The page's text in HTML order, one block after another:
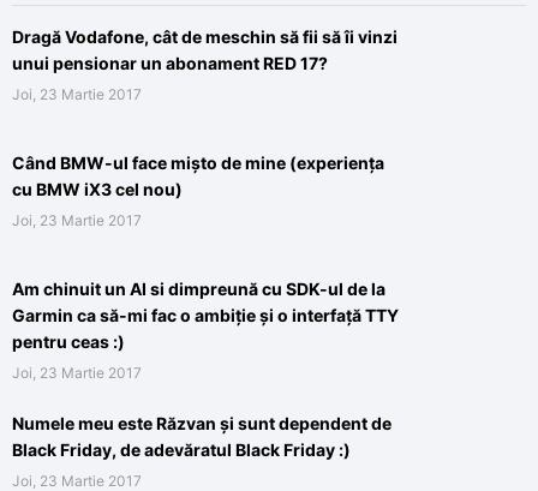
Dragă Vodafone, cât de meschin să fii să îi vinzi
unui pensionar un abonament RED 17?
Joi, 23 Martie 2017
Când BMW-ul face mișto de mine (experiența
cu BMW iX3 cel nou)
Joi, 23 Martie 2017
Am chinuit un AI si dimpreună cu SDK-ul de la
Garmin ca să-mi fac o ambiție și o interfață TTY
pentru ceas :)
Joi, 23 Martie 2017
Numele meu este Răzvan și sunt dependent de
Black Friday, de adevăratul Black Friday :)
Joi, 23 Martie 2017